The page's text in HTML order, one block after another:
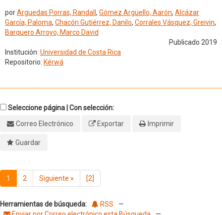
porArguedas Porras, Randall , Gómez Argüello, Aarón, Alcázar
García, Paloma, Chacón Gutiérrez, Danilo, Corrales Vásquez, Greivin,
Barquero Arroyo, Marco David
Publicado 2019
Institución: Universidad de Costa Rica
Repositorio: Kérwá
Seleccione página | Con selección:
Correo Electrónico
Exportar Imprimir
Guardar
1 2 Siguiente » [2]
Herramientas de búsqueda: RSS
—